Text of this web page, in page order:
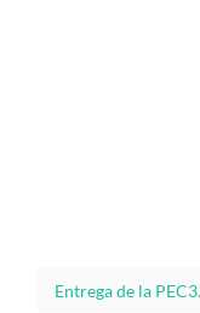
Entrega de la PEC3.